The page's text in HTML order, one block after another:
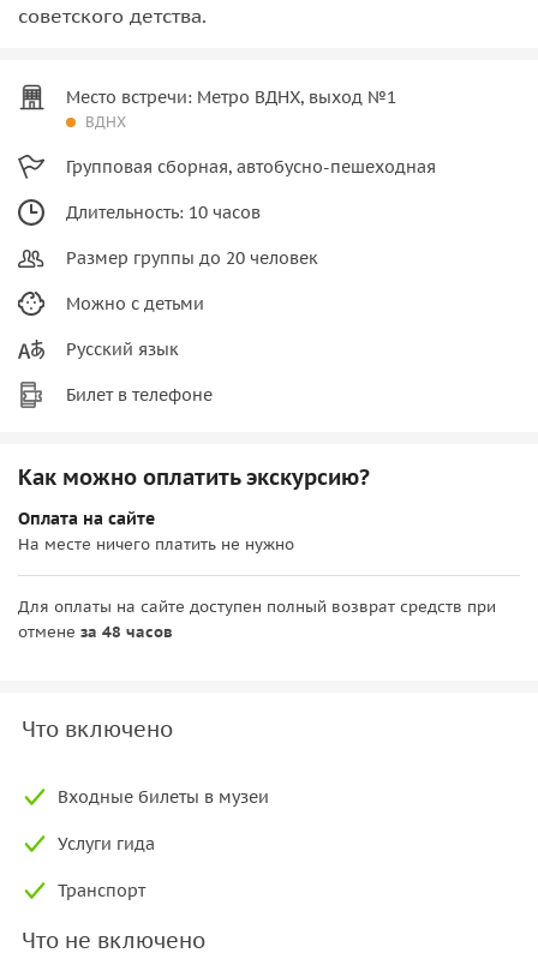
советского детства.
Место встречи: Метро ВДНХ, выход №1
ВДНХ
Групповая сборная, автобусно-пешеходная
Длительность: 10 часов
Размер группы до 20 человек
Можно с детьми
Русский язык
Билет в телефоне
Как можно оплатить экскурсию?
Оплата на сайте
На месте ничего платить не нужно
Для оплаты на сайте доступен полный возврат средств при
отмене за 48 часов
Что включено
Входные билеты в музеи
Услуги гида
Транспорт
Что не включено